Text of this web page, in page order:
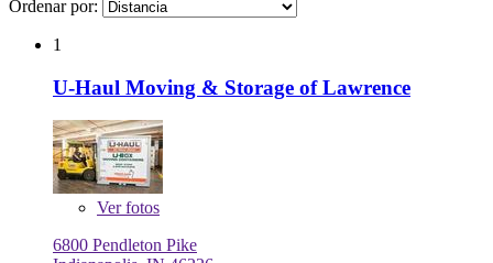
Ordenar por:
1
U-Haul Moving & Storage of Lawrence
Verfotos
6800 Pendleton Pike